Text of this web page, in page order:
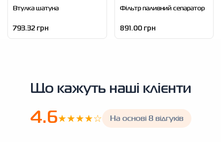
Втулка шатуна
793.32 грн
Фільтр паливний сепаратор
891.00 грн
Що кажуть наші клієнти
4.6★★★★☆ На основі 8 відгуків